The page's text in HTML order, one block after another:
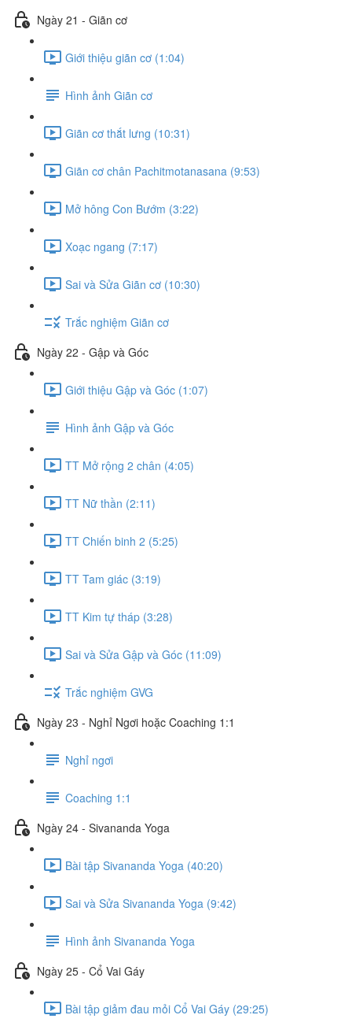
Ngày 21 - Giãn cơ
Giới thiệu giãn cơ (1:04)
Hình ảnh Giãn cơ
Giãn cơ thắt lưng (10:31)
Giãn cơ chân Pachitmotanasana (9:53)
Mở hông Con Bướm (3:22)
Xoạc ngang (7:17)
Sai và Sửa Giãn cơ (10:30)
Trắc nghiệm Giãn cơ
Ngày 22 - Gập và Góc
Giới thiệu Gập và Góc (1:07)
Hình ảnh Gập và Góc
TT Mở rộng 2 chân (4:05)
TT Nữ thần (2:11)
TT Chiến binh 2 (5:25)
TT Tam giác (3:19)
TT Kim tự tháp (3:28)
Sai và Sửa Gập và Góc (11:09)
Trắc nghiệm GVG
Ngày 23 - Nghỉ Ngơi hoặc Coaching 1:1
Nghỉ ngơi
Coaching 1:1
Ngày 24 - Sivananda Yoga
Bài tập Sivananda Yoga (40:20)
Sai và Sửa Sivananda Yoga (9:42)
Hình ảnh Sivananda Yoga
Ngày 25 - Cổ Vai Gáy
Bài tập giảm đau mỏi Cổ Vai Gáy (29:25)